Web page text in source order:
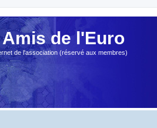
de l'Euro
de l'association (réservé aux membres)